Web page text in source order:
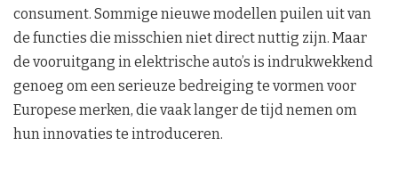
consument. Sommige nieuwe modellen puilen uit van
de functies die misschien niet direct nuttig zijn. Maar
de vooruitgang in elektrische auto’s is indrukwekkend
genoeg om een serieuze bedreiging te vormen voor
Europese merken, die vaak langer de tijd nemen om
hun innovaties te introduceren.